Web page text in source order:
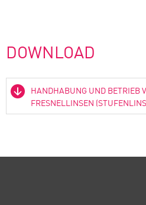
DOWNLOAD
HANDHABUNG UND BETRIEB
FRESNELLINSEN